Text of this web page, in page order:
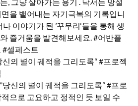
의 별이 궤적을 그리도록“ #프로젝